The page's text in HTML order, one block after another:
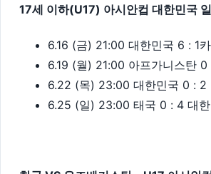
17세 이하(U17) 아시안컵 대한민국
6.16 (금) 21:00 대한민국 6 : 1
6.19 (월) 21:00 아프가니스탄
6.22 (목) 23:00 대한민국 0 : 2
6.25 (일) 23:00 태국 0 : 4 대